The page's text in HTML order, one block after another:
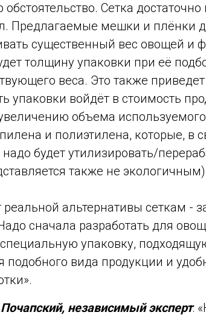
обстоятельство. Сетка
Предлагаемые мешки и плёнки
существенный вес овощей и
толщину упаковки при её
веса. Это также
упаковки войдёт в стоимость
объема используемого
и полиэтилена, которые, в
будет утилизировать/
также не
реальной альтернативы сеткам -
сначала разработать для
упаковку,
подобного вида продукции и
независимый эксперт: